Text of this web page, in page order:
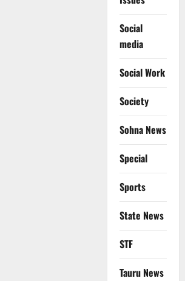
Social
media
Social Work
Society
Sohna News
Special
Sports
State News
STF
Tauru News